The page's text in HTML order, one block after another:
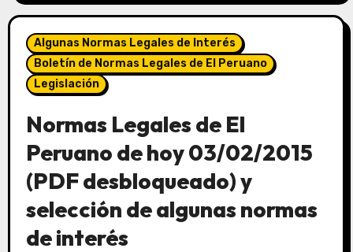
Algunas Normas Legales de Interés
Boletín de Normas Legales de El Peruano
Legislación
Normas Legales de El
Peruano de hoy 03/02/2015
(PDF desbloqueado) y
selección de algunas normas
de interés